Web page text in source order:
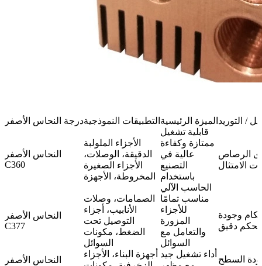
درجة النحاس الأصفرالتطبيقات النموذجية الميزة الرئيسية / التوريد
النحاس الأصفر
C360
الأجزاء الملولبة
الدقيقة، الوصلات،
الأجزاء الصغيرة
المخروطة، الأجهزة
قابلية تشغيل
ممتازة وكفاءة
عالية في
التصنيع
باستخدام
الحاسب الآلي
الرصاص
الامتثال
النحاس الأصفر
C377
الصمامات، وصلات
الأنابيب، أجزاء
التوصيل تحت
الضغط، مكونات
السوائل
مناسب تمامًا
للأجزاء
المزورة
والتعامل مع
السوائل
وجودة
تحكم دقيق
النحاس الأصفر
أجهزة البناء، الأجزاء أداء تشغيل جيد
السطح